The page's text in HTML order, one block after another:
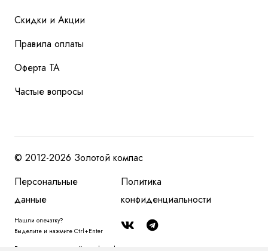
Скидки и Акции
Правила оплаты
Оферта ТА
Частые вопросы
© 2012-2026 Золотой компас
Персональные
данные
Политика
конфиденциальности
Нашли опечатку?
Выделите и нажмите Ctrl+Enter